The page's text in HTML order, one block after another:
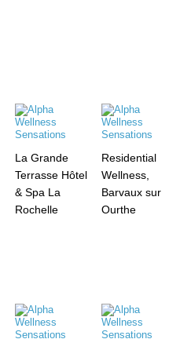
La Grande
Terrasse Hôtel
& Spa La
Rochelle
Residential
Wellness,
Barvaux sur
Ourthe